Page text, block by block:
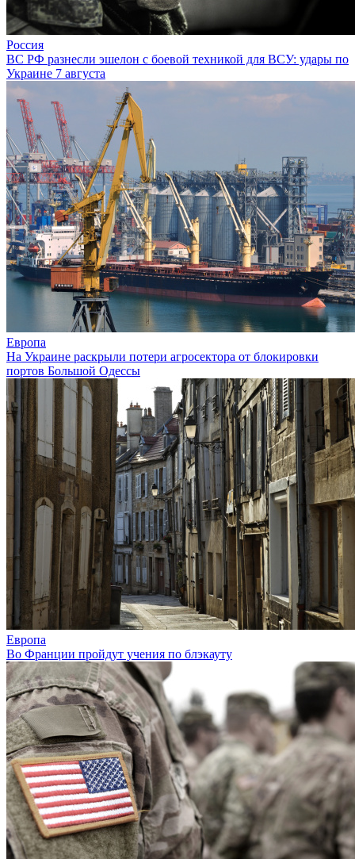
Россия
ВС РФ разнесли эшелон с боевой техникой для ВСУ: удары по
Украине 7 августа
Европа
На Украине раскрыли потери агросектора от блокировки
портов Большой Одессы
Европа
Во Франции пройдут учения по блэкауту